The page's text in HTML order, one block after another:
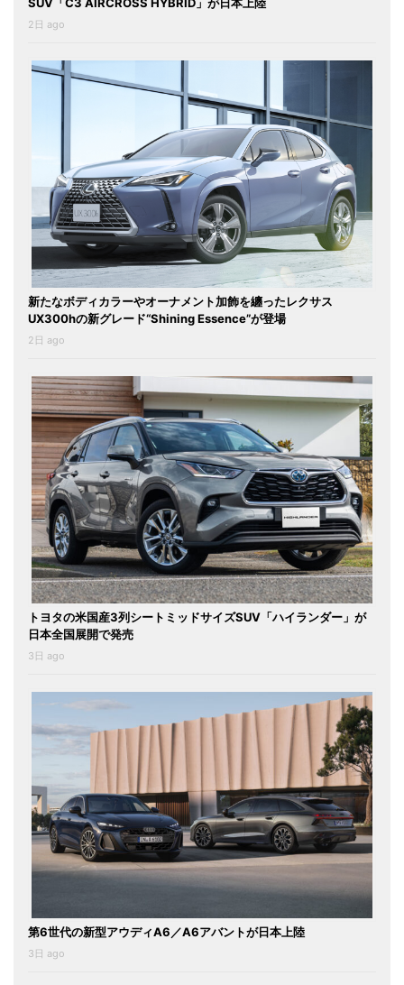
SUV「C3 AIRCROSS HYBRID」が日本上陸
2日 ago
新たなボディカラーやオーナメント加飾を纏ったレクサス
UX300hの新グレード“Shining Essence”が登場
2日 ago
トヨタの米国産3列シートミッドサイズSUV「ハイランダー」が
日本全国展開で発売
3日 ago
第6世代の新型アウディA6／A6アバントが日本上陸
3日 ago